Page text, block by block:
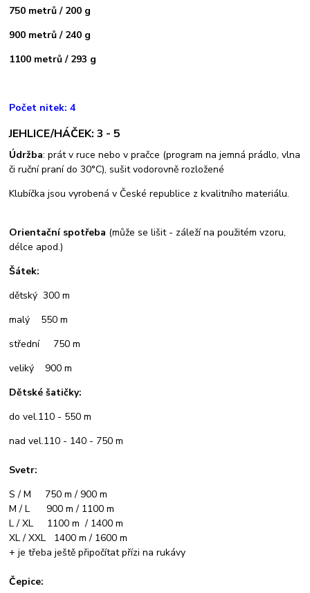
750 metrů / 200 g
900 metrů / 240 g
1100 metrů / 293 g
Počet nitek: 4
JEHLICE/HÁČEK: 3 - 5
Údržba: prát v ruce nebo v pračce (program na jemná prádlo, vlna
či ruční praní do 30°C), sušit vodorovně rozložené
Klubíčka jsou vyrobená v České republice z kvalitního materiálu.
Orientační spotřeba (může se lišit - záleží na použitém vzoru,
délce apod.)
Šátek:
dětský 300 m
malý 550 m
střední 750 m
veliký 900 m
Dětské šatičky:
do vel.110 - 550 m
nad vel.110 - 140 - 750 m
Svetr:
S / M 750 m / 900 m
M / L 900 m / 1100 m
L / XL 1100 m / 1400 m
XL / XXL 1400 m / 1600 m
+ je třeba ještě připočítat přízi na rukávy
Čepice: